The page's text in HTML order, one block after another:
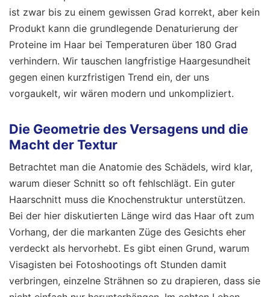
ist zwar bis zu einem gewissen Grad korrekt, aber kein
Produkt kann die grundlegende Denaturierung der
Proteine im Haar bei Temperaturen über 180 Grad
verhindern. Wir tauschen langfristige Haargesundheit
gegen einen kurzfristigen Trend ein, der uns
vorgaukelt, wir wären modern und unkompliziert.
Die Geometrie des Versagens und die
Macht der Textur
Betrachtet man die Anatomie des Schädels, wird klar,
warum dieser Schnitt so oft fehlschlägt. Ein guter
Haarschnitt muss die Knochenstruktur unterstützen.
Bei der hier diskutierten Länge wird das Haar oft zum
Vorhang, der die markanten Züge des Gesichts eher
verdeckt als hervorhebt. Es gibt einen Grund, warum
Visagisten bei Fotoshootings oft Stunden damit
verbringen, einzelne Strähnen so zu drapieren, dass sie